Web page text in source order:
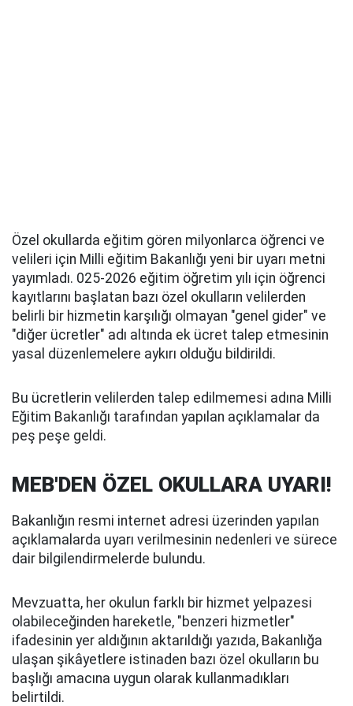
Özel okullarda eğitim gören milyonlarca öğrenci ve
velileri için Milli eğitim Bakanlığı yeni bir uyarı metni
yayımladı. 025-2026 eğitim öğretim yılı için öğrenci
kayıtlarını başlatan bazı özel okulların velilerden
belirli bir hizmetin karşılığı olmayan "genel gider" ve
"diğer ücretler" adı altında ek ücret talep etmesinin
yasal düzenlemelere aykırı olduğu bildirildi.
Bu ücretlerin velilerden talep edilmemesi adına Milli
Eğitim Bakanlığı tarafından yapılan açıklamalar da
peş peşe geldi.
MEB'DEN ÖZEL OKULLARA UYARI!
Bakanlığın resmi internet adresi üzerinden yapılan
açıklamalarda uyarı verilmesinin nedenleri ve sürece
dair bilgilendirmelerde bulundu.
Mevzuatta, her okulun farklı bir hizmet yelpazesi
olabileceğinden hareketle, "benzeri hizmetler"
ifadesinin yer aldığının aktarıldığı yazıda, Bakanlığa
ulaşan şikâyetlere istinaden bazı özel okulların bu
başlığı amacına uygun olarak kullanmadıkları
belirtildi.